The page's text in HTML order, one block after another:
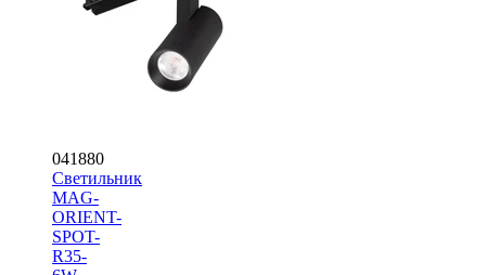
041880
Светильник
MAG-
ORIENT-
SPOT-
R35-